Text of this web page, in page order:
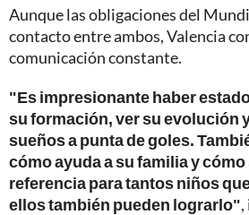
Aunque las obligaciones del
contacto entre ambos, Valencia
comunicación constante.
"Es impresionante haber
su formación, ver su evolución
sueños a punta de goles.
cómo ayuda a su familia y
referencia para tantos niños
ellos también pueden lograrlo"